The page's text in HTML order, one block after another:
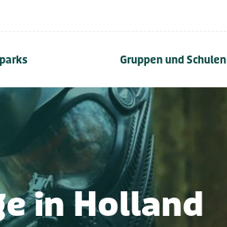
Gruppen und Schulen
in Holland